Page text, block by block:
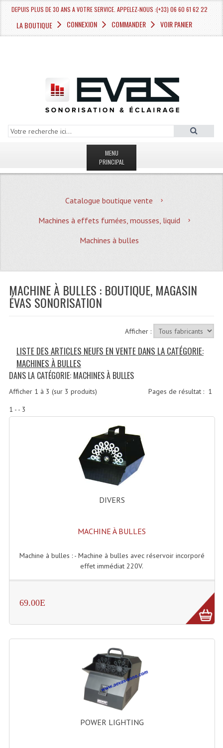
DEPUIS PLUS DE 30 ANS A VOTRE SERVICE. APPELEZ-NOUS :(+33) 06 60 61 62 22
LA BOUTIQUE CONNEXION COMMANDER VOIR PANIER
MENU
PRINCIPAL
MAGASIN
Quoi De Neuf?
Promotions
Location De Matériel
Le Matériel D´occasion
Recevoir Nos Promotions
CATÉGORIES
Accessoires Pieds Cellules Diamants
Accessoires Enceintes
Accessoires Micro, Pieds De Régie
Pieds D'enceintes
Selecteurs Audio Vidéo
Egaliseur Egaliseurs
Enceintes Et Caissons Basses
Packs Sono
Catalogue boutique vente
Machines à effets fumées, mousses, liquid
Machines à bulles
MACHINE À BULLES : BOUTIQUE, MAGASIN
ÉVAS SONORISATION
Afficher :
LISTE DES ARTICLES NEUFS EN VENTE DANS LA CATÉGORIE:
MACHINES À BULLES
DANS LA CATÉGORIE: MACHINES À BULLES
Pages de résultat : 1
Afficher 1 à 3 (sur 3 produits)
1 - - 3
DIVERS
MACHINE À BULLES
Machine à bulles : - Machine à bulles avec réservoir incorporé
effet immédiat 220V.
69.00E
POWER LIGHTING